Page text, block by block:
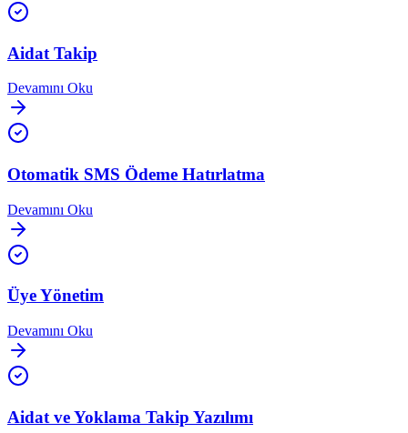
Aidat Takip
Devamını Oku
Otomatik SMS Ödeme Hatırlatma
Devamını Oku
Üye Yönetim
Devamını Oku
Aidat ve Yoklama Takip Yazılımı